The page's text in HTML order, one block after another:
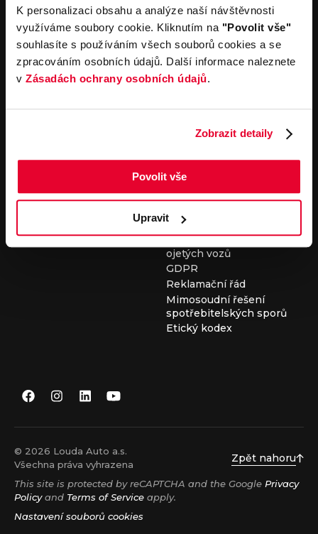
K personalizaci obsahu a analýze naší návštěvnosti
využíváme soubory cookie. Kliknutím na "Povolit vše"
souhlasíte s používáním všech souborů cookies a se
zpracováním osobních údajů. Další informace naleznete
v Zásadách ochrany osobních údajů.
Zobrazit detaily
Povolit vše
Upravit
Autopůjčovna
Operativní leasing
Louda Auto+ Poděbrady
Obytné vozy
Novinky
Kariéra
Servisní služby
Servis
Důležité odkazy
Cookies
Všeobecné obchodní
podmínky pro online
vozidel
Všeobecné obchodní
podmínky pro provádění
servisních prací
Všeobecné obchodní
podmínky při nákupu
ojetých vozů
GDPR
Reklamační řád
Mimosoudní řešení
spotřebitelských sporů
Etický kodex
© 2026 Louda Auto a.s.
Všechna práva vyhrazena
Zpět nahoru
This site is protected by reCAPTCHA and the Google Privacy
Policyand Terms of Service apply.
Nastavení souborů cookies